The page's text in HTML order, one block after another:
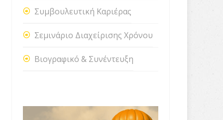
Συμβουλευτική Καριέρας
Σεμινάριο Διαχείρισης Χρόνου
Βιογραφικό & Συνέντευξη